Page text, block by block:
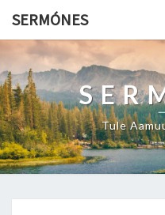
SERMÓNES
Tule